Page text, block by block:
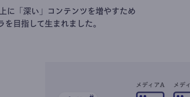
に「深い」コンテンツを増やすため
を目指して生まれました。